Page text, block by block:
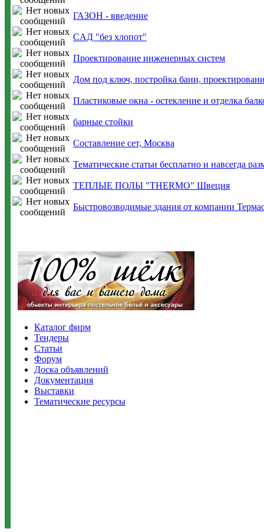
ГАЗОН - введение
CАД "без хлопот"
Проектирование инженерных систем
Дом под ключ, постройка бани,
Пластиковые окна - остекление и отделка
барные стойки
Составление сет, Москва
Тематические статьи бесплатно и навсегда
ТЕПЛЫЕ ПОЛЫ "THERMO" Швеция
Быстровозводимые здания от компании
Каталог фирм
Тендеры
Статьи
Форум
Доска объявлений
Документация
Выставки
Тематические ресурсы